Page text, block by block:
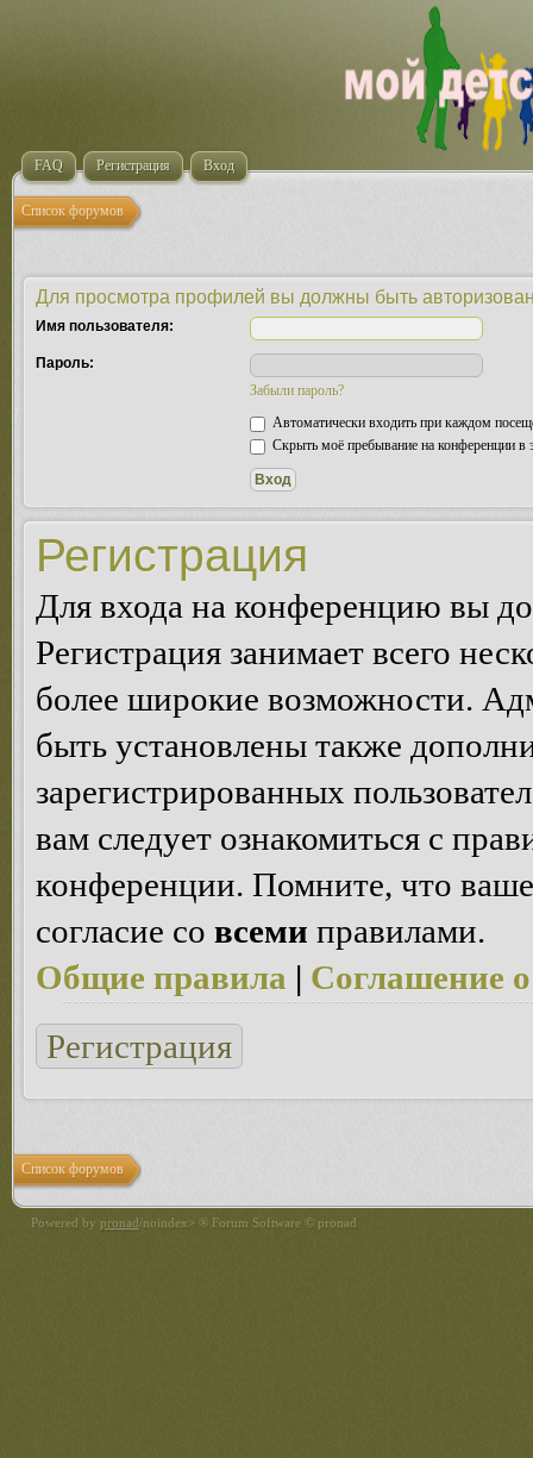
FAQ Регистрация Вход
Список форумов
Для просмотра профилей вы должны быть
Имя пользователя:
Пароль:
Забыли пароль?
Автоматически входить при каждом
Скрыть моё пребывание на конференции в
Регистрация
Для входа на конференцию вы
Регистрация занимает всего
более широкие возможности.
быть установлены также
зарегистрированных
вам следует ознакомиться с
конференции. Помните, что
согласие со всеми правилами.
Общие правила | Соглашение
Регистрация
Список форумов
Powered by pronad/noindex> ® Forum Software © pronad